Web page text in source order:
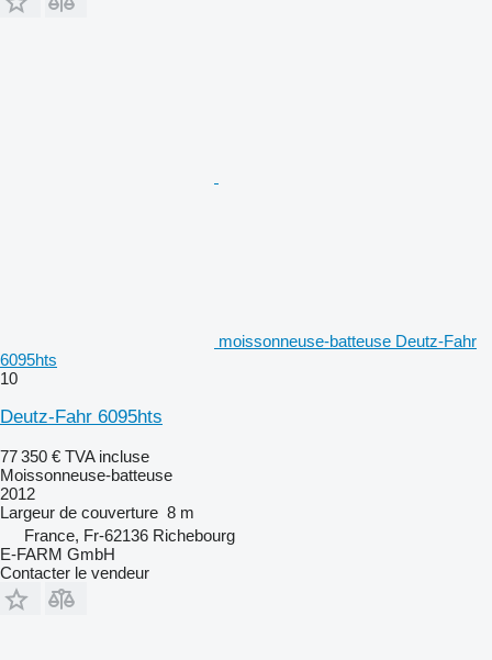
moissonneuse-batteuse Deutz-Fahr
6095hts
10
Deutz-Fahr 6095hts
77 350 € TVA incluse
Moissonneuse-batteuse
2012
Largeur de couverture 8 m
France, Fr-62136 Richebourg
E-FARM GmbH
Contacter le vendeur